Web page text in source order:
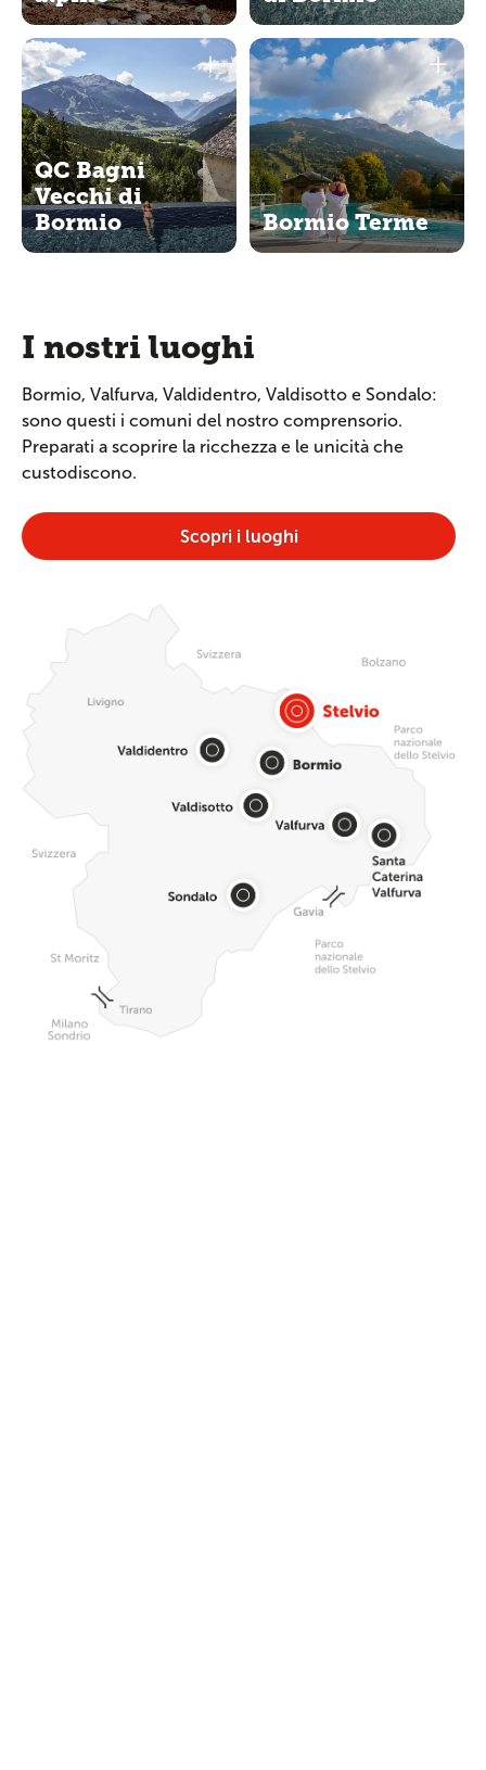
QC Bagni
Vecchi di
Bormio
Bormio Terme
I nostri luoghi
Bormio, Valfurva, Valdidentro, Valdisotto e Sondalo:
sono questi i comuni del nostro comprensorio.
Preparati a scoprire la ricchezza e le unicità che
custodiscono.
Scopri i luoghi